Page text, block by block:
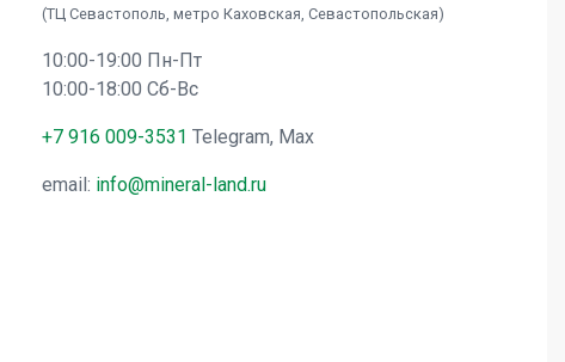
(ТЦ Севастополь, метро Каховская, Севастопольская)
10:00-19:00 Пн-Пт
10:00-18:00 Сб-Вс
+7 916 009-3531 Telegram, Max
email: info@mineral-land.ru